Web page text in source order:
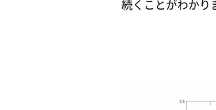
続くことがわかり